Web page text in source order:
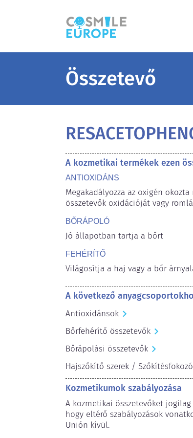
Összetevő
A kozmetikai termékek ezen
ANTIOXIDÁNS
Megakadályozza az oxigén
összetevők oxidációját vagy
BŐRÁPOLÓ
Jó állapotban tartja a bőrt
FEHÉRÍTŐ
Világosítja a haj vagy a bőr
A következő
Antioxidánsok
Bőrfehérítő összetevők
Bőrápolási összetevők
Hajszőkítő szerek /
Kozmetikumok szabályozása
A kozmetikai összetevőket
hogy eltérő szabályozások
Unión kívül.